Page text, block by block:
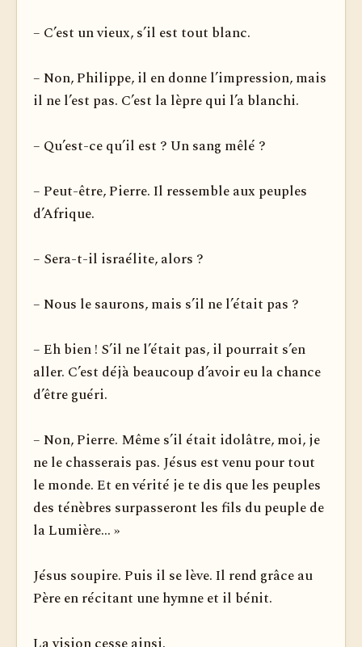
– C’est un vieux, s’il est tout blanc.
– Non, Philippe, il en donne l’impression, mais
il ne l’est pas. C’est la lèpre qui l’a blanchi.
– Qu’est-ce qu’il est ? Un sang mêlé ?
– Peut-être, Pierre. Il ressemble aux peuples
d’Afrique.
– Sera-t-il israélite, alors ?
– Nous le saurons, mais s’il ne l’était pas ?
– Eh bien ! S’il ne l’était pas, il pourrait s’en
aller. C’est déjà beaucoup d’avoir eu la chance
d’être guéri.
– Non, Pierre. Même s’il était idolâtre, moi, je
ne le chasserais pas. Jésus est venu pour tout
le monde. Et en vérité je te dis que les peuples
des ténèbres surpasseront les fils du peuple de
la Lumière... »
Jésus soupire. Puis il se lève. Il rend grâce au
Père en récitant une hymne et il bénit.